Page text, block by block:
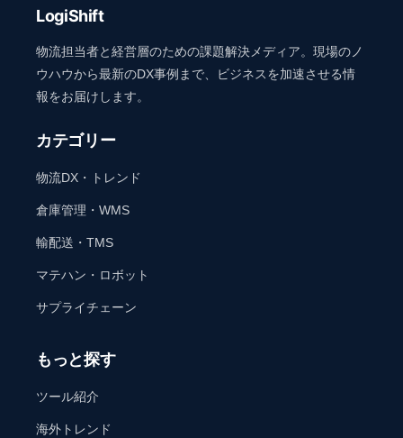
LogiShift
物流担当者と経営層のための課題解決メディア。現場のノ
ウハウから最新のDX事例まで、ビジネスを加速させる情
報をお届けします。
カテゴリー
物流DX・トレンド
倉庫管理・WMS
輸配送・TMS
マテハン・ロボット
サプライチェーン
もっと探す
ツール紹介
海外トレンド